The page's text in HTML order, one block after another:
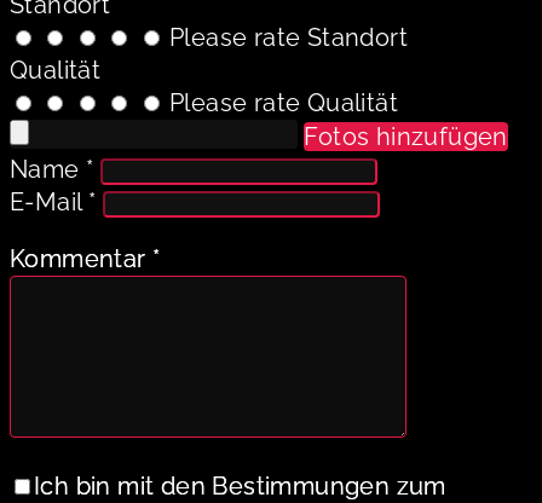
Please rate Standort
Qualität
Please rate Qualität
Fotos hinzufügen
Name *
E-Mail *
Kommentar *
Ich bin mit den Bestimmungen zum